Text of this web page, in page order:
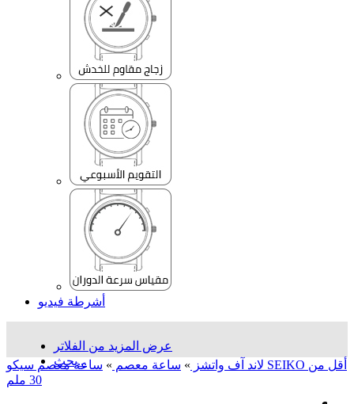
أشرطة فيديو
عرض المزيد من الفلاتر
بحث...
لاند آف واتشز » ساعة معصم » ساعة معصم سیکو SEIKO أقل من
30 ملم